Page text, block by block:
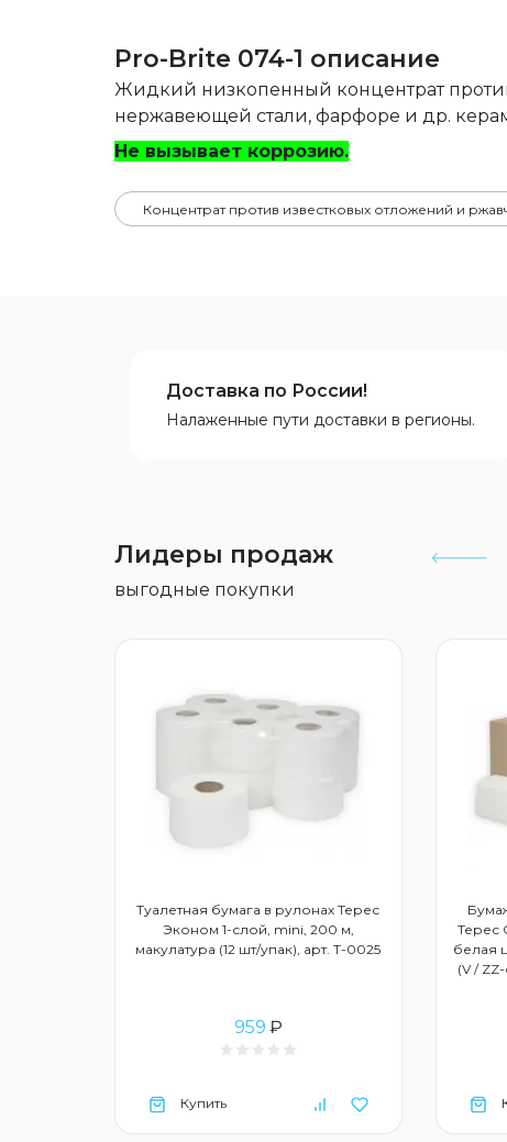
Pro-Brite 074-1 описание
Жидкий низкопенный концентрат
нержавеющей стали, фарфоре и др.
Не вызывает коррозию.
Концентрат против известковых отложений и
Доставка по России!
Налаженные пути доставки в регионы.
Лидеры продаж
выгодные покупки
Туалетная бумага в рулонах Терес
Эконом 1-слой, mini, 200 м,
макулатура (12 шт/упак), арт. Т-0025
959 ₽
Купить
Терес
белая
(V /